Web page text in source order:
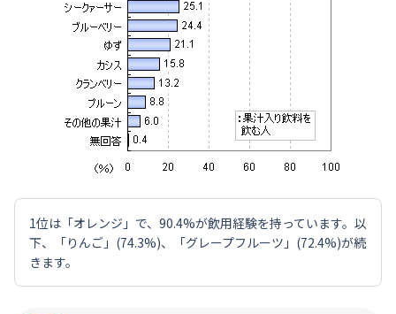
1位は「オレンジ」で、90.4%が飲用経験を持っています。以
下、「りんご」(74.3%)、「グレープフルーツ」(72.4%)が続
きます。